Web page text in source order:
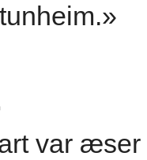
var æser